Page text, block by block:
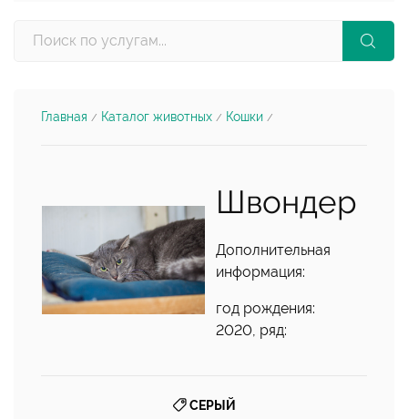
Главная / Каталог животных / Кошки /
Швондер
Дополнительная
информация:
год рождения:
2020, ряд:
СЕРЫЙ